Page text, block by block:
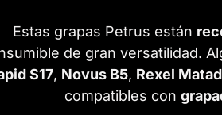
Estas grapas Petrus están
de gran versatilidad.
S17, Novus B5, Rexel
compatibles con